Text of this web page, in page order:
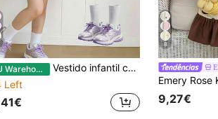
EU Warehouse
Vestido infantil com estampa de estrelas e degradê em cores vibrantes, inspirado em personagens de desenho animado. Estiloso e moderno, perfeito para a primavera/verão. Ideal para looks casuais de primavera/verão 2026. Nova coleção SS26, looks de verão, vestidos de verão, perfeito para relaxar, com a vibe da primavera e do verão.
Left
8
9,27€